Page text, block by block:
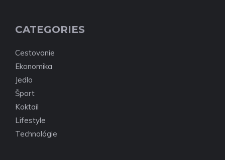
CATEGORIES
Cestovanie
Ekonomika
Jedlo
Šport
Koktail
Lifestyle
Technológie